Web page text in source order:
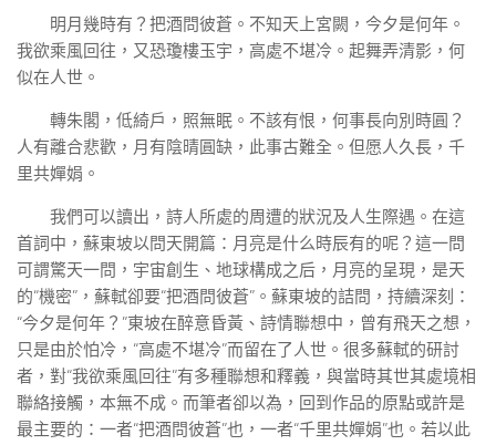
明月幾時有？把酒問彼蒼。不知天上宮闕，今夕是何年。
我欲乘風回往，又恐瓊樓玉宇，高處不堪冷。起舞弄清影，何
似在人世。
轉朱閣，低綺戶，照無眠。不該有恨，何事長向別時圓？
人有離合悲歡，月有陰晴圓缺，此事古難全。但愿人久長，千
里共嬋娟。
我們可以讀出，詩人所處的周遭的狀況及人生際遇。在這
首詞中，蘇東坡以問天開篇：月亮是什么時辰有的呢？這一問
可謂驚天一問，宇宙創生、地球構成之后，月亮的呈現，是天
的“機密”，蘇軾卻要“把酒問彼蒼”。蘇東坡的詰問，持續深刻：
“今夕是何年？”東坡在醉意昏黃、詩情聯想中，曾有飛天之想，
只是由於怕冷，“高處不堪冷”而留在了人世。很多蘇軾的研討
者，對“我欲乘風回往”有多種聯想和釋義，與當時其世其處境相
聯絡接觸，本無不成。而筆者卻以為，回到作品的原點或許是
最主要的：一者“把酒問彼蒼”也，一者“千里共嬋娟”也。若以此